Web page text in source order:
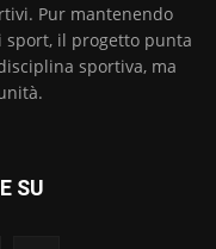
Pur mantenendo
sport, il progetto punta
sportiva, ma
SU